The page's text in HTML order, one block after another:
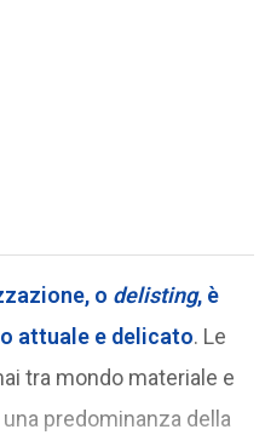
o delisting, è
attuale e delicato. Le
tra mondo materiale e
predominanza della